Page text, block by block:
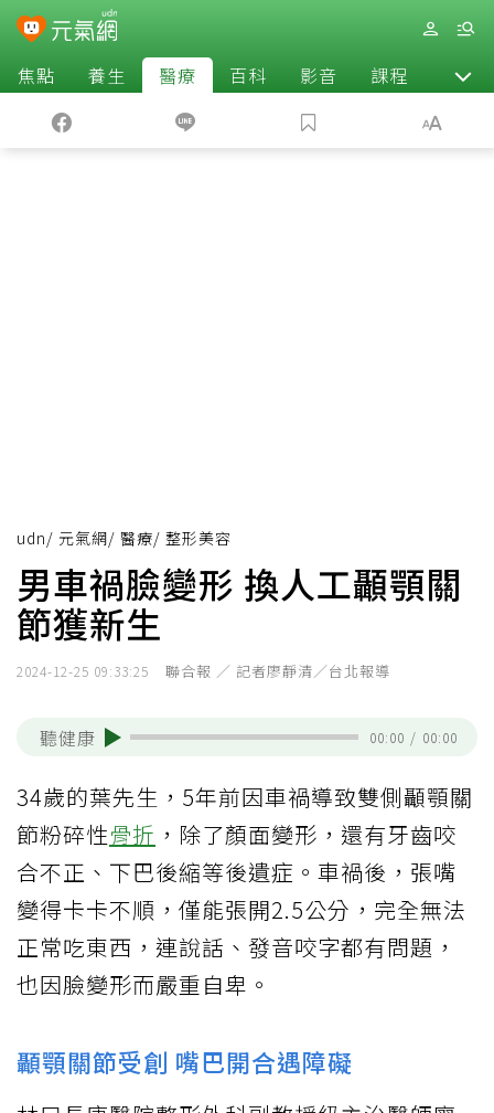
焦點 養生 醫療 百科 影音 課程 退休
udn/ 元氣網/ 醫療/ 整形美容
男車禍臉變形 換人工顳顎關
節獲新生
2024-12-25 09:33:25 聯合報 ／ 記者廖靜清／台北報導
聽健康 00:00 / 00:00
34歲的葉先生，5年前因車禍導致雙側顳顎關
節粉碎性骨折 ，除了顏面變形，還有牙齒咬
合不正、下巴後縮等後遺症。車禍後，張嘴
變得卡卡不順，僅能張開2.5公分，完全無法
正常吃東西，連說話、發音咬字都有問題，
也因臉變形而嚴重自卑。
顳顎關節受創 嘴巴開合遇障礙